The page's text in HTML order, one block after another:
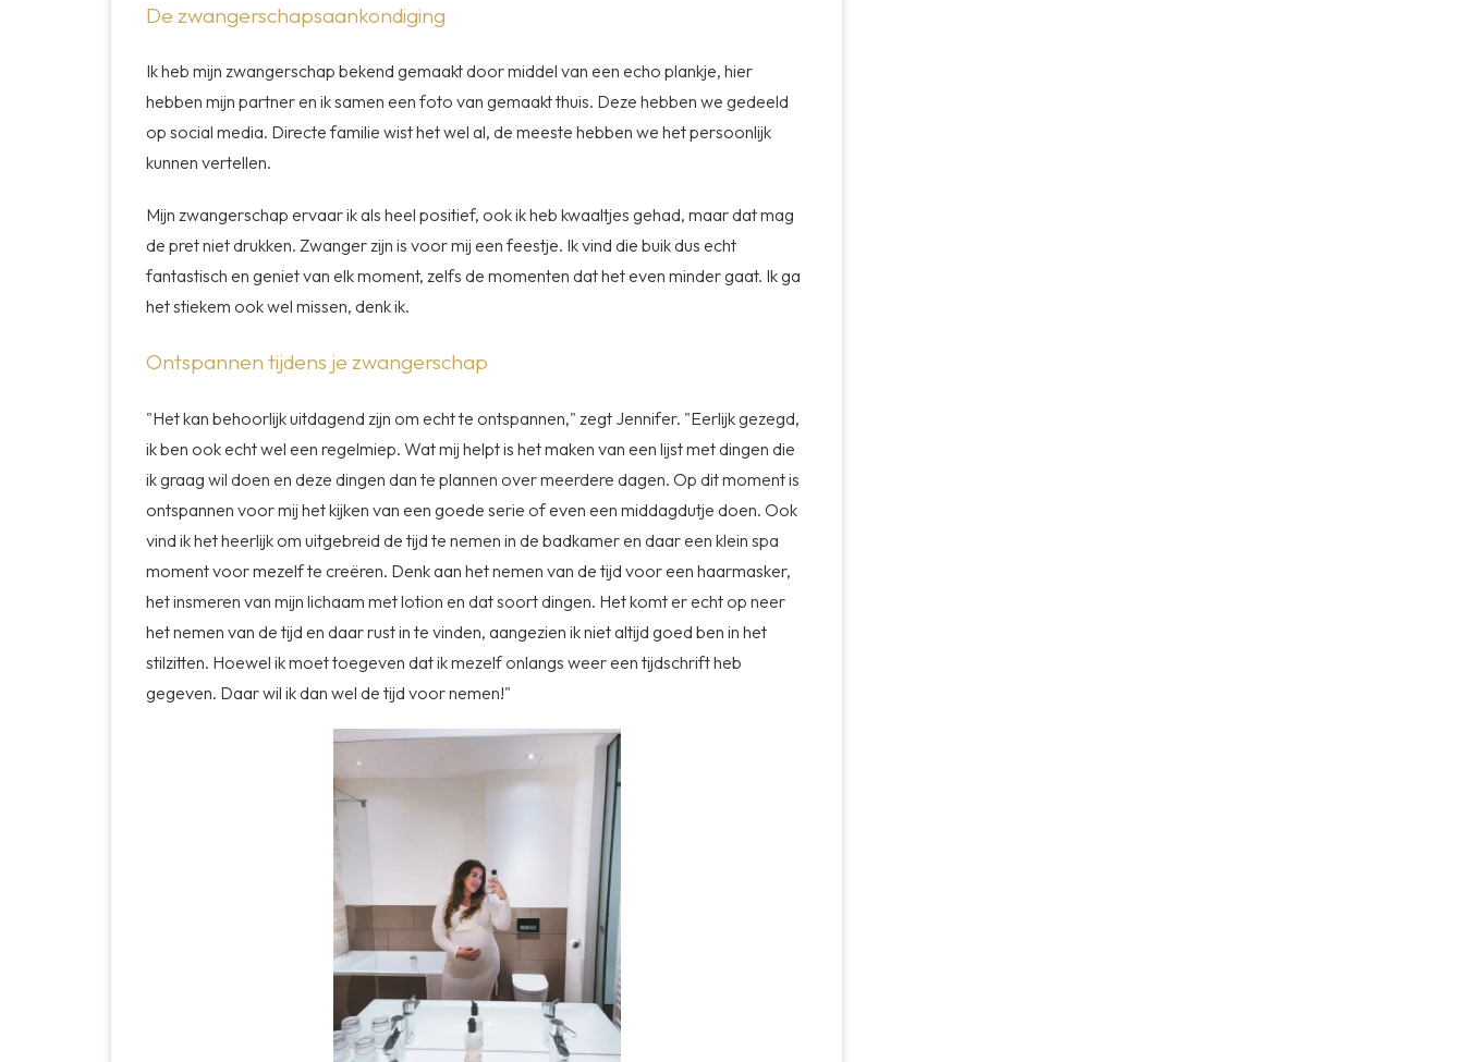
De zwangerschapsaankondiging
Ik heb mijn zwangerschap bekend gemaakt door middel van een echo plankje, hier
hebben mijn partner en ik samen een foto van gemaakt thuis. Deze hebben we gedeeld
op social media. Directe familie wist het wel al, de meeste hebben we het persoonlijk
kunnen vertellen.
Mijn zwangerschap ervaar ik als heel positief, ook ik heb kwaaltjes gehad, maar dat mag
de pret niet drukken. Zwanger zijn is voor mij een feestje. Ik vind die buik dus echt
fantastisch en geniet van elk moment, zelfs de momenten dat het even minder gaat. Ik ga
het stiekem ook wel missen, denk ik.
Ontspannen tijdens je zwangerschap
"Het kan behoorlijk uitdagend zijn om echt te ontspannen," zegt Jennifer. "Eerlijk gezegd,
ik ben ook echt wel een regelmiep. Wat mij helpt is het maken van een lijst met dingen die
ik graag wil doen en deze dingen dan te plannen over meerdere dagen. Op dit moment is
ontspannen voor mij het kijken van een goede serie of even een middagdutje doen. Ook
vind ik het heerlijk om uitgebreid de tijd te nemen in de badkamer en daar een klein spa
moment voor mezelf te creëren. Denk aan het nemen van de tijd voor een haarmasker,
het insmeren van mijn lichaam met lotion en dat soort dingen. Het komt er echt op neer
het nemen van de tijd en daar rust in te vinden, aangezien ik niet altijd goed ben in het
stilzitten. Hoewel ik moet toegeven dat ik mezelf onlangs weer een tijdschrift heb
gegeven. Daar wil ik dan wel de tijd voor nemen!"